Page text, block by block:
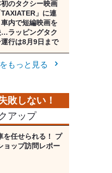
初のタクシー映画
」に連
内で短編映画を
…ラッピングタク
行は8月9日まで
もっと見る
アップ
を任せられる！ プ
ョップ訪問レポー